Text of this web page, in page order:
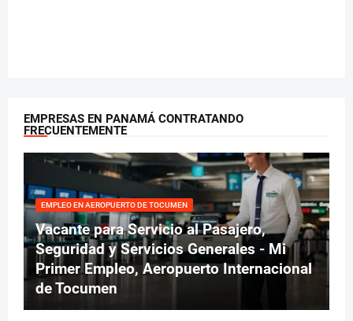
EMPRESAS EN PANAMÁ CONTRATANDO
FRECUENTEMENTE
EMPLEO EN AEROPUERTO DE TOCUMEN
Vacante para Servicio al Pasajero,
Seguridad y Servicios Generales - Mi
Primer Empleo, Aeropuerto Internacional
de Tocumen